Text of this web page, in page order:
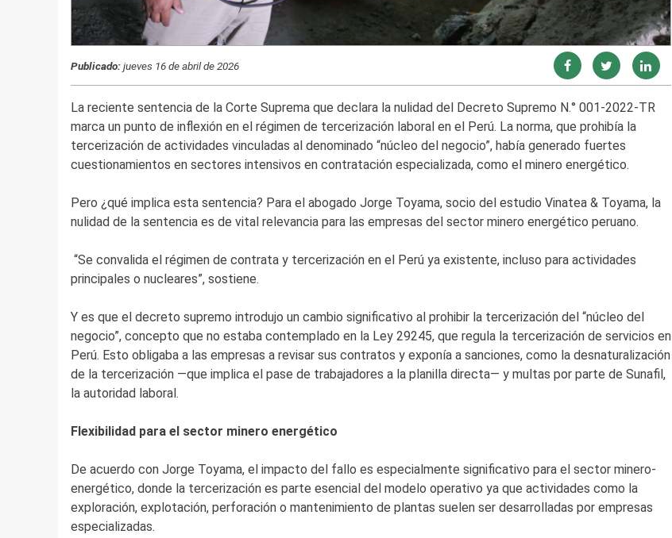
Publicado:jueves 16 de abril de 2026
La reciente sentencia de la Corte Suprema que declara la nulidad del Decreto Supremo N.° 001-2022-TR
marca un punto de inflexión en el régimen de tercerización laboral en el Perú. La norma, que prohibía la
tercerización de actividades vinculadas al denominado “núcleo del negocio”, había generado fuertes
cuestionamientos en sectores intensivos en contratación especializada, como el minero energético.
Pero ¿qué implica esta sentencia? Para el abogado Jorge Toyama, socio del estudio Vinatea & Toyama, la
nulidad de la sentencia es de vital relevancia para las empresas del sector minero energético peruano.
“Se convalida el régimen de contrata y tercerización en el Perú ya existente, incluso para actividades
principales o nucleares”, sostiene.
Y es que el decreto supremo introdujo un cambio significativo al prohibir la tercerización del “núcleo del
negocio”, concepto que no estaba contemplado en la Ley 29245, que regula la tercerización de servicios en
Perú. Esto obligaba a las empresas a revisar sus contratos y exponía a sanciones, como la desnaturalización
de la tercerización —que implica el pase de trabajadores a la planilla directa— y multas por parte de Sunafil,
la autoridad laboral.
Flexibilidad para el sector minero energético
De acuerdo con Jorge Toyama, el impacto del fallo es especialmente significativo para el sector minero-
energético, donde la tercerización es parte esencial del modelo operativo ya que actividades como la
exploración, explotación, perforación o mantenimiento de plantas suelen ser desarrolladas por empresas
especializadas.